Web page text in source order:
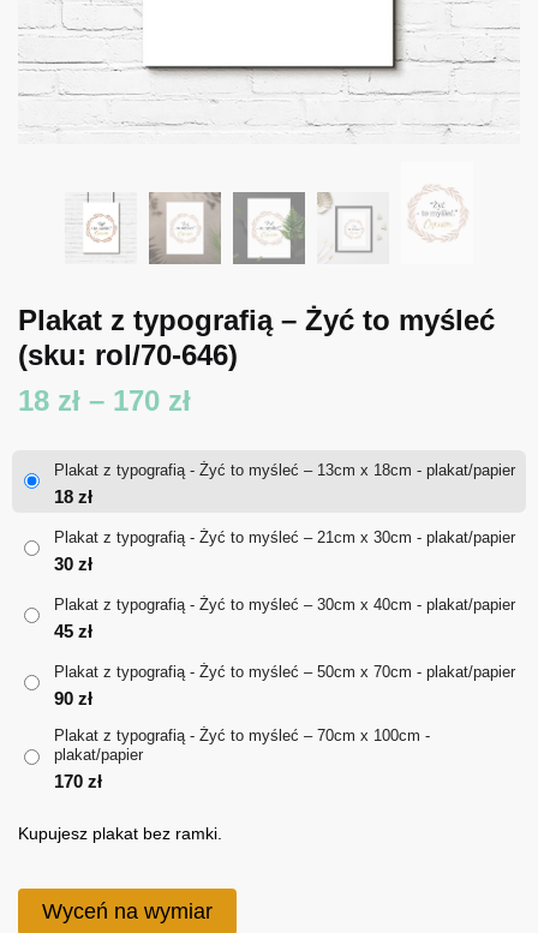
Plakat z typografią – Żyć to myśleć
(sku: rol/70-646)
18 zł – 170 złZakres
18 zł
Plakat z typografią - Żyć to myśleć – 13cm x 18cm - plakat/papier
18 zł
Plakat z typografią - Żyć to myśleć – 21cm x 30cm - plakat/papier
30 zł
Plakat z typografią - Żyć to myśleć – 30cm x 40cm - plakat/papier
45 zł
Plakat z typografią - Żyć to myśleć – 50cm x 70cm - plakat/papier
90 zł
Plakat z typografią - Żyć to myśleć – 70cm x 100cm -
plakat/papier
170 zł
Kupujesz plakat bez ramki.
Wyceń na wymiar